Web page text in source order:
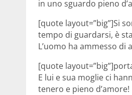
in uno sguardo pieno
[quote layout=”big”]Si
tempo di guardarsi, è
L’uomo ha ammesso
[quote
E lui e sua moglie ci
tenero e pieno d’amore!